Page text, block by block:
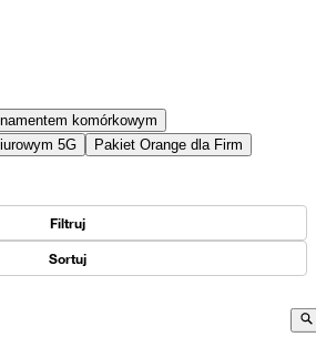
komórkowym
5G
Pakiet Orange dla Firm
Filtruj
Sortuj